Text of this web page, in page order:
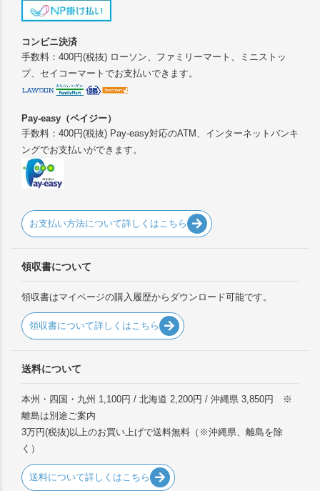
コンビニ決済
手数料：400円(税抜) ローソン、ファミリーマート、ミニストッ
プ、セイコーマートでお支払いできます。
Pay-easy（ペイジー）
手数料：400円(税抜) Pay-easy対応のATM、インターネットバンキ
ングでお支払いができます。
お支払い方法について詳しくはこちら
領収書について
領収書はマイページの購入履歴からダウンロード可能です。
領収書について詳しくはこちら
送料について
本州・四国・九州 1,100円 / 北海道 2,200円 / 沖縄県 3,850円 ※
離島は別途ご案内
3万円(税抜)以上のお買い上げで送料無料（※沖縄県、離島を除
く）
送料について詳しくはこちら